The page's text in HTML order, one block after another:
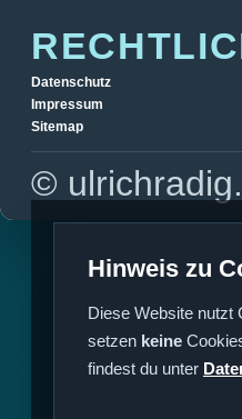
Datenschutz
Impressum
Sitemap
©
Hinweis zu
Diese Website nutzt
setzen keine
findest du unter